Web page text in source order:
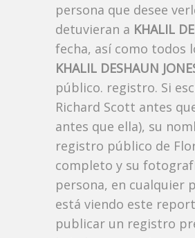
persona que desee
detuvieran a KHALIL
fecha, así como todos
KHALIL DESHAUN
público. registro. Si
Richard Scott antes
antes que ella), su
registro público de
completo y su
persona, en cualquier
está viendo este
publicar un registro